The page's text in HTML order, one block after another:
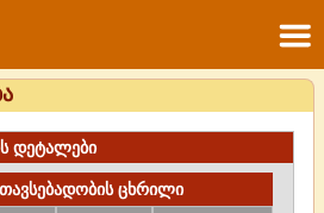
დეტალები
ცხრილი